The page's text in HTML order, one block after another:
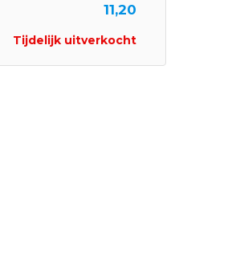
11,20
Tijdelijk uitverkocht